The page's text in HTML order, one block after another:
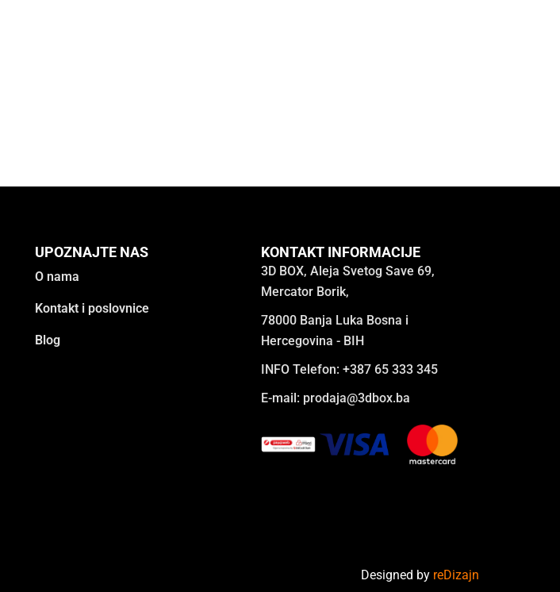
UPOZNAJTE NAS
O nama
Kontakt i poslovnice
Blog
KONTAKT INFORMACIJE
3D BOX, Aleja Svetog Save 69,
Mercator Borik,
78000 Banja Luka Bosna i
Hercegovina - BIH
INFO Telefon: +387 65 333 345
E-mail: prodaja@3dbox.ba
Designed by reDizajn